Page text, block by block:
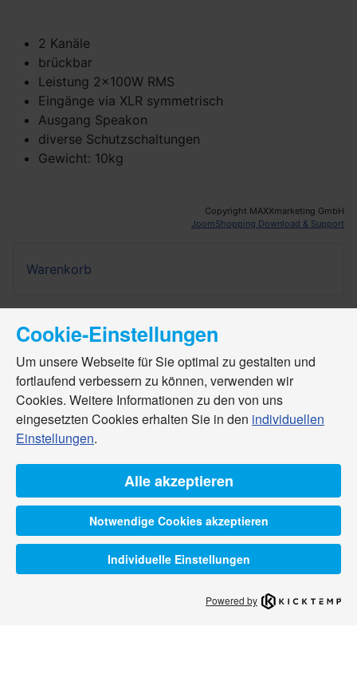
2 Kanäle
brückbar
Leistung 2x100W RMS
Eingänge via XLR symmetrisch
Ausgang Speakon
diverse Schutzschaltungen
Gewicht: 10kg
Copyright MAXXmarketing GmbH
JoomShopping Download & Support
Warenkorb
Cookie-Einstellungen
Um unsere Webseite für Sie optimal zu gestalten und
fortlaufend verbessern zu können, verwenden wir
Cookies. Weitere Informationen zu den von uns
eingesetzten Cookies erhalten Sie in den individuellen
Einstellungen.
Alle akzeptieren
Notwendige Cookies akzeptieren
Individuelle Einstellungen
Powered by